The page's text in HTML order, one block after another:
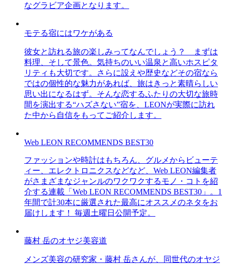
なグラビア企画となります。
モテる宿にはワケがある
彼女と訪れる旅の楽しみってなんでしょう？ まずは
料理、そして景色。気持ちのいい温泉と高いホスピタ
リティも大切です。さらに設えや歴史などその宿なら
ではの個性的な魅力があれば、旅はきっと素晴らしい
思い出になるはず。そんな恋するふたりの大切な旅時
間を演出する“ハズさない”宿を、LEONが実際に訪れ
た中から自信をもってご紹介します。
Web LEON RECOMMENDS BEST30
ファッションや時計はもちろん、グルメからビューテ
ィー、エレクトロニクスなどなど、Web LEON編集者
がさまざまなジャンルのワクワクするモノ・コトを紹
介する連載「Web LEON RECOMMENDS BEST30」。1
年間で計30本に厳選された最高にオススメのネタをお
届けします！ 毎週土曜日公開予定。
藤村 岳のオヤジ美容道
メンズ美容の研究家・藤村 岳さんが、同世代のオヤジ